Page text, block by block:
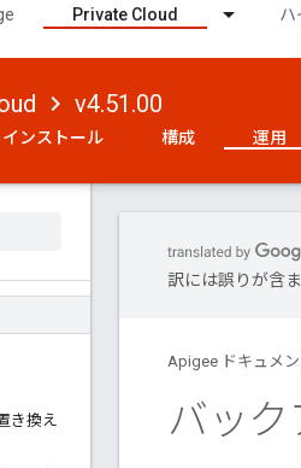
Private Cloud ハ
v4.51.00
インストール 構成 運用
き換え
訳には誤りが含
Apigee ドキュメン
バッ